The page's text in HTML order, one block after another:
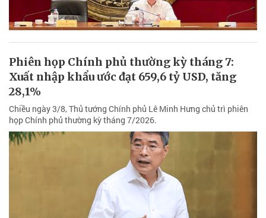
Phiên họp Chính phủ thường kỳ tháng 7:
Xuất nhập khẩu ước đạt 659,6 tỷ USD, tăng
28,1%
Chiều ngày 3/8, Thủ tướng Chính phủ Lê Minh Hưng chủ trì phiên
họp Chính phủ thường kỳ tháng 7/2026.